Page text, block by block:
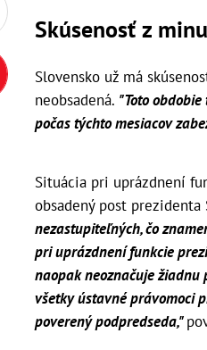
Skúsenosť z
Slovensko už má
neobsadená. "Toto
počas týchto mesiacov
Situácia pri uprázdnení
obsadený post prezidenta
nezastupiteľných, čo
pri uprázdnení funkcie
naopak neoznačuje žiadnu
všetky ústavné právomoci
poverený podpredseda,"